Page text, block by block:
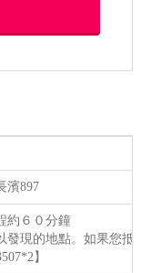
濱897
約６０分鐘
發現的地點。如果您
】